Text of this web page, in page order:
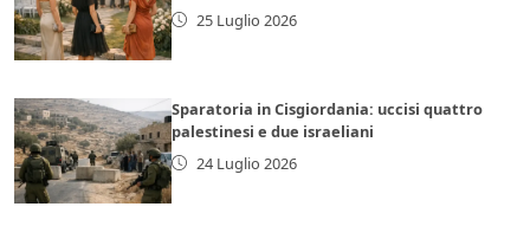
25 Luglio 2026
Sparatoria in Cisgiordania: uccisi quattro
palestinesi e due israeliani
24 Luglio 2026